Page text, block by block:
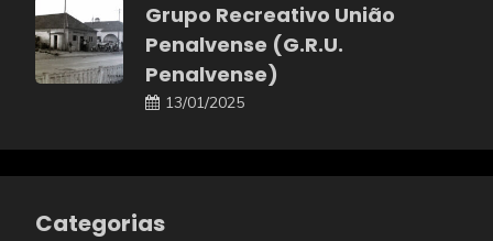
Grupo Recreativo União
Penalvense (G.R.U.
Penalvense)
13/01/2025
Categorias